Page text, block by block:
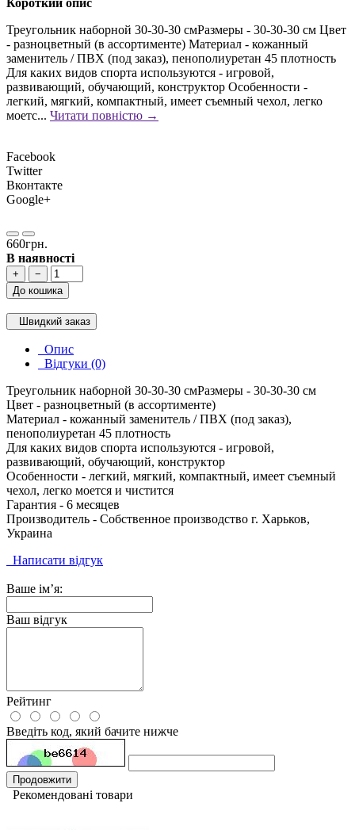
Короткий опис
Треугольник наборной 30-30-30 смРазмеры - 30-30-30 см Цвет
- разноцветный (в ассортименте) Материал - кожанный
заменитель / ПВХ (под заказ), пенополиуретан 45 плотность
Для каких видов спорта используются - игровой,
развивающий, обучающий, конструктор Особенности -
легкий, мягкий, компактный, имеет съемный чехол, легко
моетс... Читати повністю →
Facebook
Twitter
Вконтакте
Google+
660грн.
В наявності
+
−
До кошика
Швидкий заказ
Опис
Відгуки (0)
Треугольник наборной 30-30-30 смРазмеры - 30-30-30 см
Цвет - разноцветный (в ассортименте)
Материал - кожанный заменитель / ПВХ (под заказ),
пенополиуретан 45 плотность
Для каких видов спорта используются - игровой,
развивающий, обучающий, конструктор
Особенности - легкий, мягкий, компактный, имеет съемный
чехол, легко моется и чистится
Гарантия - 6 месяцев
Производитель - Собственное производство г. Харьков,
Украина
Написати відгук
Ваше ім’я:
Ваш відгук
Рейтинг
Введіть код, який бачите нижче
Продовжити
Рекомендовані товари